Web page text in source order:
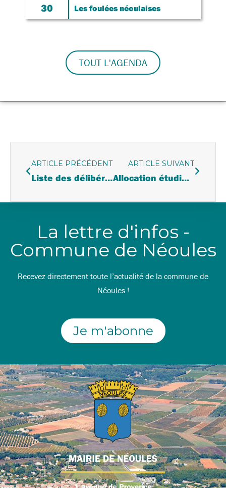
30
Les foulées néoulaises
TOUT L'AGENDA
ARTICLE PRÉCÉDENT
Liste des délibérations du conseil d’administration du C.C.A.S. du 26 juin 2024
ARTICLE SUIVANT
Allocation étudiants
La lettre d'infos -
Commune de Néoules
Recevez directement toute l’actualité de la commune de
Néoules !
Je m'abonne